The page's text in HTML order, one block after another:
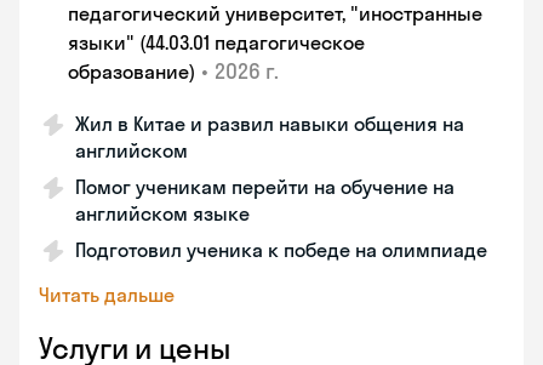
педагогический университет, "иностранные
языки" (44.03.01 педагогическое
образование) • 2026 г.
Жил в Китае и развил навыки общения на
английском
Помог ученикам перейти на обучение на
английском языке
Подготовил ученика к победе на олимпиаде
Читать дальше
Услуги и цены